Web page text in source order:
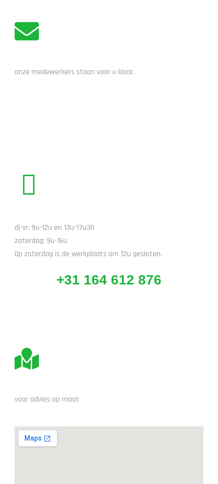
onze medewerkers staan voor u klaar.
di-vr: 9u-12u en 13u-17u30
zaterdag: 9u-16u
Op zaterdag is de werkplaats om 12u gesloten.
+31 164 612 876
voor advies op maat